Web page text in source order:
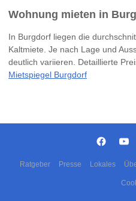
Wohnung mieten in
In Burgdorf liegen die
Kaltmiete. Je nach Lage und
deutlich variieren. Detaillierte
Mietspiegel Burgdorf
Ratgeber Presse Lokales